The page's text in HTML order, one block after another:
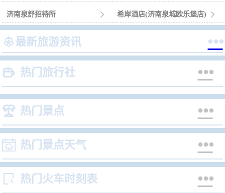
济南泉舒招待所  希岸酒店(济南泉城欧乐堡店) 
最新旅游资讯 
 热门旅行社 
 热门景点 
 热门景点天气 
 热门火车时刻表 